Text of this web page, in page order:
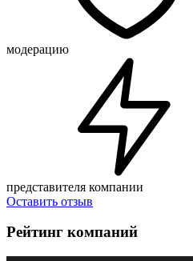
модерацию
представителя компании
Оставить отзыв
Рейтинг компаний